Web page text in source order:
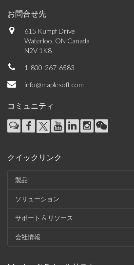
お問合せ先
615 Kumpf Drive
Waterloo, ON Canada
N2V 1K8
1-800-267-6583
info@maplesoft.com
コミュニティ
クイックリンク
製品
ソリューション
サポート & リソース
会社情報